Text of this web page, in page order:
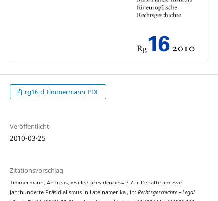
rg16_d_timmermann_PDF
Veröffentlicht
2010-03-25
Zitationsvorschlag
Timmermann, Andreas, »Failed presidencies« ? Zur Debatte um zwei
Jahrhunderte Präsidialismus in Lateinamerika , in: Rechtsgeschichte – Legal